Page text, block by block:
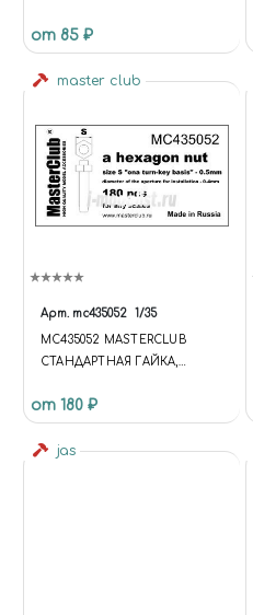
от 85 ₽
master club
Арт. mc435052 1/35
MC435052 MASTERCLUB
СТАНДАРТНАЯ ГАЙКА,
от 180 ₽
jas